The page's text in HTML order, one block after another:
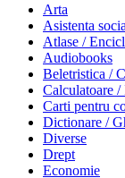
Arta
Asistenta
Atlase /
Audiobooks
Beletristica /
Calculatoare /
Carti pentru
Dictionare /
Diverse
Drept
Economie